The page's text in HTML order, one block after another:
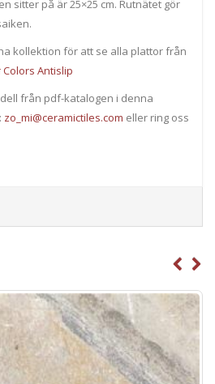
sitter på är 25×25 cm. Rutnätet gör
kollektion för att se alla plattor från
Antislip
från pdf-katalogen i denna
zo_mi@ceramictiles.com eller ring oss